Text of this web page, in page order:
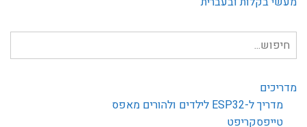
חיפוש
עבור:
מדריכים
מדריך ל-ESP32 לילדים ולהורים מאפס
טייפסקריפט